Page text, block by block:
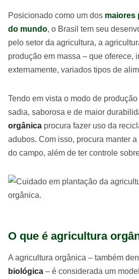
Posicionado como um dos maiores
do mundo, o Brasil tem seu
pelo setor da agricultura, a
produção em massa – que oferece,
externamente, variados tipos de
Tendo em vista o modo de
sadia, saborosa e de maior
orgânica procura fazer uso da
adubos. Com isso, procura manter
do campo, além de ter controle
O que é agricultura
A agricultura orgânica – também
biológica – é considerada um